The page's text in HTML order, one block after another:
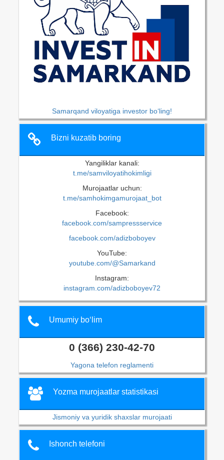
Samarqand viloyatiga investor bo‘ling!
Bizni kuzatib boring
Yangiliklar kanali:
t.me/samviloyatihokimligi
Murojaatlar uchun:
t.me/samhokimgamurojaat_bot
Facebook:
facebook.com/sampressservice
facebook.com/adizboboyev
YouTube:
youtube.com/@Samarkand
Instagram:
instagram.com/adizboboyev72
Umumiy bo‘lim
0 (366) 230-42-70
Yagona telefon reglamenti
Yozma murojaatlar statistikasi
Jismoniy va yuridik shaxslar murojaati
Ishonch telefoni